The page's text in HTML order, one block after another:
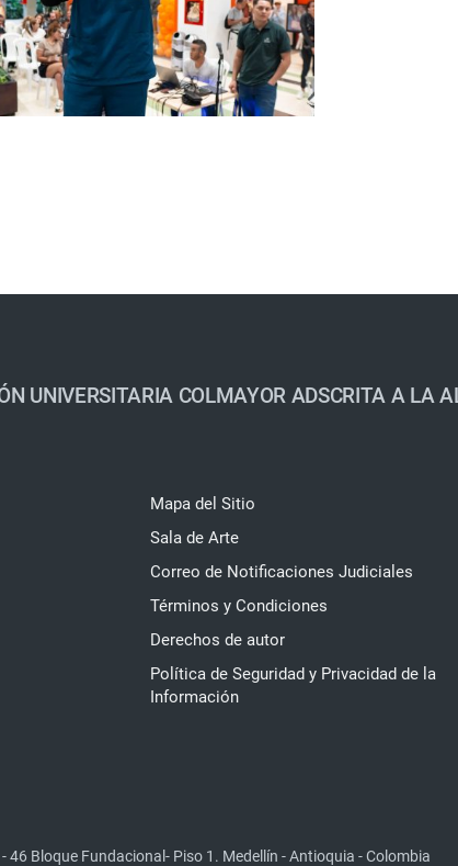
UNIVERSITARIA COLMAYOR ADSCRITA A LA
Mapa del Sitio
Sala de Arte
Correo de Notificaciones Judiciales
Términos y Condiciones
Derechos de autor
Política de Seguridad y Privacidad de la
Información
46 Bloque Fundacional- Piso 1. Medellín - Antioquia - Colombia